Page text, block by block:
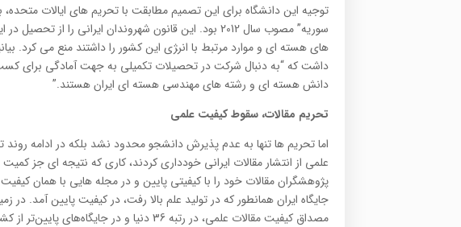
توجیه این دانشگاه برای این تصمیم مطابقت با تحریم های ایالات
سوریه” مصوب سال 2012 بود. این قانون شهروندان ایرانی را
داشت که “به دنبال شرکت در تحصیلات تکمیلی به جهت آمادگی برای
دانش هسته ای و رشته های مهندسی هسته ای ایران هستند.”
تحریم مقالات، سقوط کیفیت علمی
اما تحریم ها تنها به عدم پذیرش دانشجو محدود نشد بلکه در ادامه
علمی از انتشار مقالات ایرانی خودداری کردند، کاری که نتیجه ای جز
پژوهشگران مقالات خود را با کیفیتی پایین و در مجله هایی با همان
جايگاه ايران همانطور که در تولید علم بالا رفت، در کیفیت پایین آمد. در
مصداق کيفيت مقالات علمي‌، در رتبه 36 دنيا و